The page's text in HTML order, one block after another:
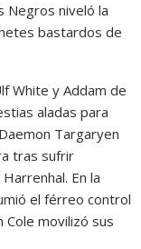
Negros niveló la
bastardos de
White y Addam de
aladas para
Targaryen
tras sufrir
En la
el férreo control
movilizó sus